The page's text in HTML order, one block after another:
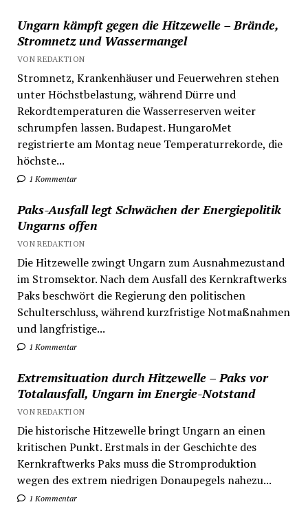
Ungarn kämpft gegen die Hitzewelle – Brände,
Stromnetz und Wassermangel
VON REDAKTION
Stromnetz, Krankenhäuser und Feuerwehren stehen
unter Höchstbelastung, während Dürre und
Rekordtemperaturen die Wasserreserven weiter
schrumpfen lassen. Budapest. HungaroMet
registrierte am Montag neue Temperaturrekorde, die
höchste...
1 Kommentar
Paks-Ausfall legt Schwächen der Energiepolitik
Ungarns offen
VON REDAKTION
Die Hitzewelle zwingt Ungarn zum Ausnahmezustand
im Stromsektor. Nach dem Ausfall des Kernkraftwerks
Paks beschwört die Regierung den politischen
Schulterschluss, während kurzfristige Notmaßnahmen
und langfristige...
1 Kommentar
Extremsituation durch Hitzewelle – Paks vor
Totalausfall, Ungarn im Energie-Notstand
VON REDAKTION
Die historische Hitzewelle bringt Ungarn an einen
kritischen Punkt. Erstmals in der Geschichte des
Kernkraftwerks Paks muss die Stromproduktion
wegen des extrem niedrigen Donaupegels nahezu...
1 Kommentar